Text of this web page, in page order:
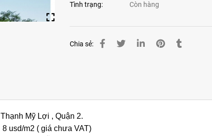
Tình trạng:
Còn hàng
Chia sẻ:
Thạnh Mỹ Lợi , Quận 2.
8 usd/m2 ( giá chưa VAT)